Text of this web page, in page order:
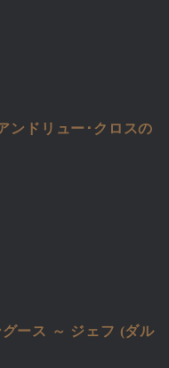
ンドリュー･クロスの
ース ～ ジェフ (ダル